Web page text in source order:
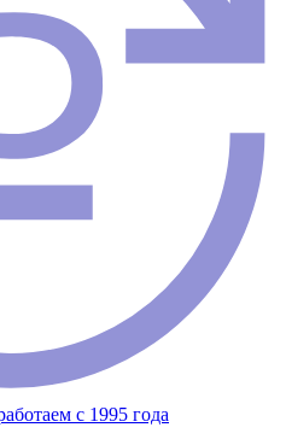
с 1995 года